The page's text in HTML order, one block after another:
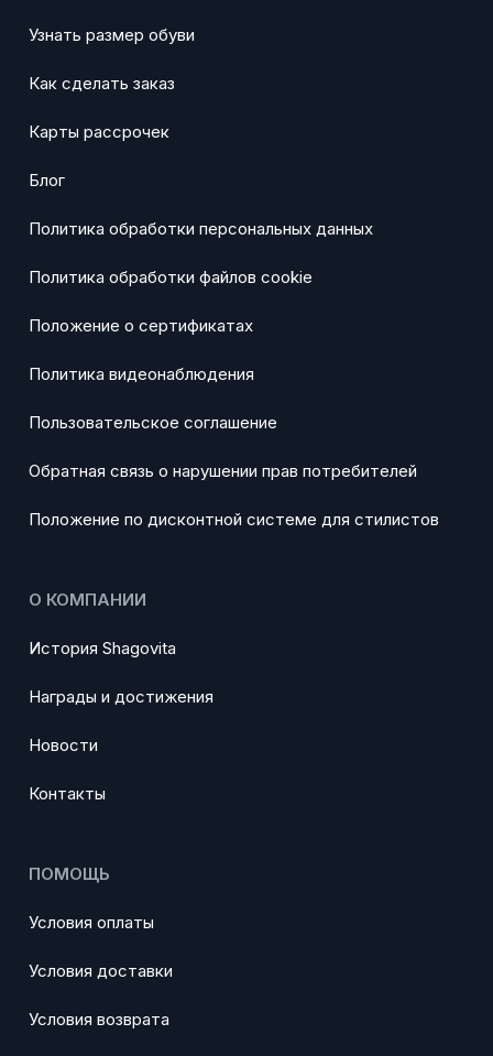
Узнать размер обуви
Как сделать заказ
Карты рассрочек
Блог
Политика обработки персональных данных
Политика обработки файлов cookie
Положение о сертификатах
Политика видеонаблюдения
Пользовательское соглашение
Обратная связь о нарушении прав потребителей
Положение по дисконтной системе для стилистов
О КОМПАНИИ
История Shagovita
Награды и достижения
Новости
Контакты
ПОМОЩЬ
Условия оплаты
Условия доставки
Условия возврата